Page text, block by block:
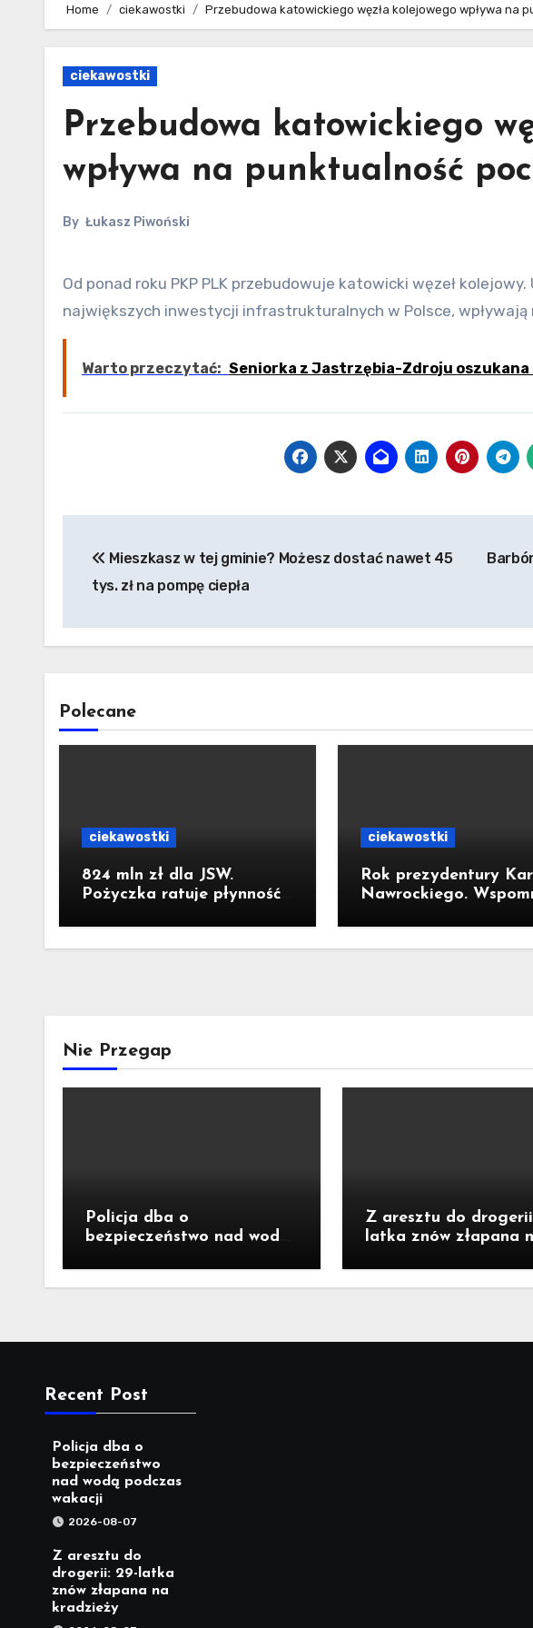
Home ciekawostki Przebudowa katowickiego węzła kolejowego wpływa na
ciekawostki
Przebudowa katowickiego
wpływa na punktualność
By Łukasz Piwoński
Od ponad roku PKP PLK przebudowuje katowicki węzeł kolejowy. Utrudnienia, które są efektem jednej z
największych inwestycji infrastrukturalnych w Polsce, wpływają
Warto przeczytać: Seniorka z Jastrzębia-Zdroju oszukana
wpisuMieszkasz w tej gminie? Możesz dostać nawet 45
tys. zł na pompę ciepła
Polecane
ciekawostki
824 mln zł dla JSW.
Pożyczka ratuje płynność,
ciekawostki
Rok prezydentury
Nawrockiego.
piekarni państwa
Krzemień
Nie Przegap
Policja dba o
bezpieczeństwo nad wodą
Z aresztu do
latka znów złapana
Recent Post
Policja dba o
bezpieczeństwo
nad wodą podczas
wakacji
2026-08-07
Z aresztu do
drogerii: 29-latka
znów złapana na
kradzieży